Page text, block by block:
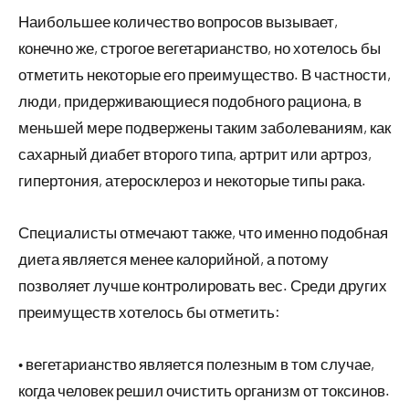
Наибольшее количество вопросов вызывает,
конечно же, строгое вегетарианство, но хотелось бы
отметить некоторые его преимущество. В частности,
люди, придерживающиеся подобного рациона, в
меньшей мере подвержены таким заболеваниям, как
сахарный диабет второго типа, артрит или артроз,
гипертония, атеросклероз и некоторые типы рака.
Специалисты отмечают также, что именно подобная
диета является менее калорийной, а потому
позволяет лучше контролировать вес. Среди других
преимуществ хотелось бы отметить:
• вегетарианство является полезным в том случае,
когда человек решил очистить организм от токсинов.